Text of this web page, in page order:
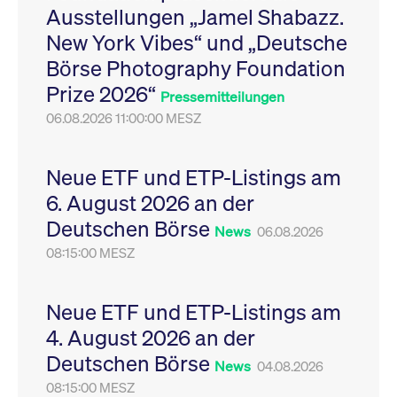
Ausstellungen „Jamel Shabazz.
New York Vibes“ und „Deutsche
Börse Photography Foundation
Prize 2026“ Pressemitteilungen
06.08.2026 11:00:00 MESZ
Neue ETF und ETP-Listings am
6. August 2026 an der
Deutschen Börse News 06.08.2026
08:15:00 MESZ
Neue ETF und ETP-Listings am
4. August 2026 an der
Deutschen Börse News 04.08.2026
08:15:00 MESZ
Leistung der Website
zu messen. Es handelt
sich um ein Muster-
Cookie, bei dem auf
das Präfix _pk_ses
eine kurze Reihe von
VISITOR_PRIVACY_METADATA
YouTube
.youtube.com
6
Monate
Dieses Cookie dient
Speicherung der
Einwilligungs- und
des Nutzers für ihre
Interaktion mit der
Sitzungen geehrt